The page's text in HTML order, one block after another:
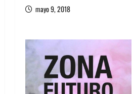
mayo 9, 2018